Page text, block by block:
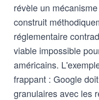
révèle un
construit
réglementaire
viable impossible
américains.
frappant : Google
granulaires avec les